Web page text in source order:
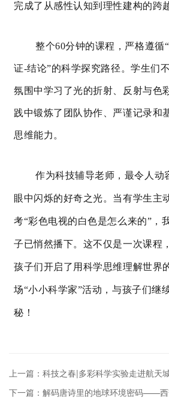
完成了从感性认知到理性建构的跨
整个60分钟的课程，严格遵循
证-结论”的科学探究路径。学生们
氛围中学习了光的折射、反射与色
践中锻炼了团队协作、严谨记录和
思维能力。
作为科技辅导老师，最令人动
眼中闪烁的好奇之光。当有学生主
考“彩色电视的白色是怎么来的”，
子已悄然播下。这不仅是一次课程
孩子们开启了用科学思维理解世界
场“小小科学家”活动，与孩子们继
秘！
上一篇：科技之春|多彩科学实验走进航天